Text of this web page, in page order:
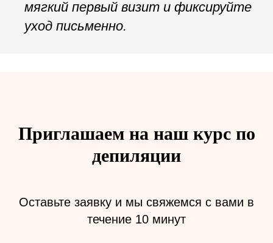
мягкий первый визит и фиксируйте
уход письменно.
Приглашаем на наш курс по
депиляции
Оставьте заявку и мы свяжемся с вами в
течение 10 минут